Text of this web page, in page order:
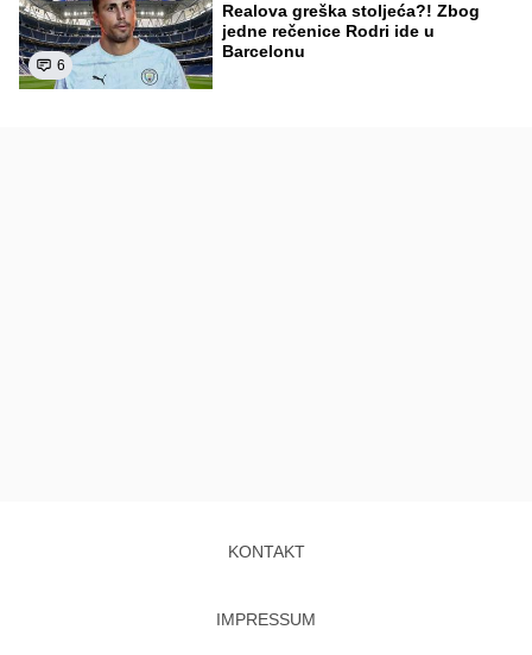
6
Realova greška stoljeća?! Zbog
jedne rečenice Rodri ide u
Barcelonu
KONTAKT
IMPRESSUM